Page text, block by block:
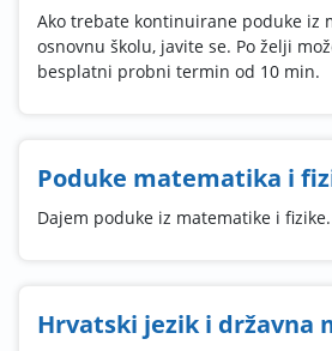
Ako trebate kontinuirane poduke iz
osnovnu školu, javite se. Po želji
besplatni probni termin od 10 min.
Poduke matematika i
Dajem poduke iz matematike i fizike.
Hrvatski jezik i državna